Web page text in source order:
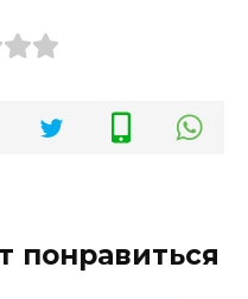
понравиться